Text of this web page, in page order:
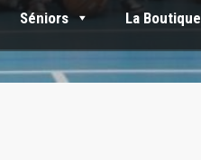
Séniors La Boutique